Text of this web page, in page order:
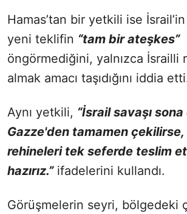
Hamas’tan bir yetkili ise
yeni teklifin “tam bir ateşkes”
öngörmediğini, yalnızca İsrailli
almak amacı taşıdığını iddia
Aynı yetkili, “İsrail savaşı
Gazze'den tamamen
rehineleri tek seferde teslim
hazırız.”ifadelerini kullandı.
Görüşmelerin seyri, bölgedeki